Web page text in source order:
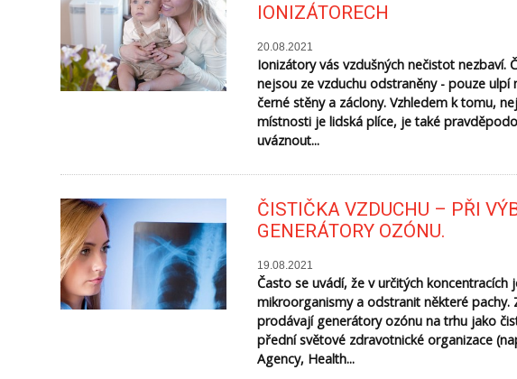
IONIZÁTORECH
20.08.2021
Ionizátory vás vzdušných nečistot nezbaví.
nejsou ze vzduchu odstraněny - pouze
černé stěny a záclony. Vzhledem k tomu,
místnosti je lidská plíce, je také
uváznout...
ČISTIČKA VZDUCHU – PŘI
GENERÁTORY OZÓNU.
19.08.2021
Často se uvádí, že v určitých koncentracích
mikroorganismy a odstranit některé
prodávají generátory ozónu na trhu jako
přední světové zdravotnické organizace
Agency, Health...